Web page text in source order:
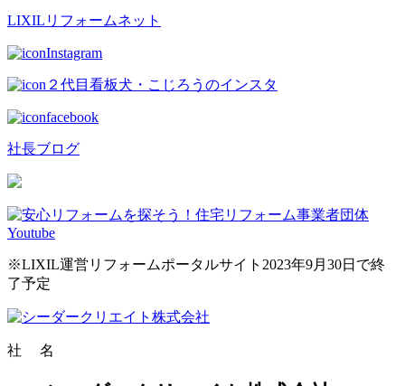
LIXILリフォームネット
Instagram
２代目看板犬・こじろうのインスタ
facebook
社長ブログ
※LIXIL運営リフォームポータルサイト2023年9月30日で終
了予定
社 名